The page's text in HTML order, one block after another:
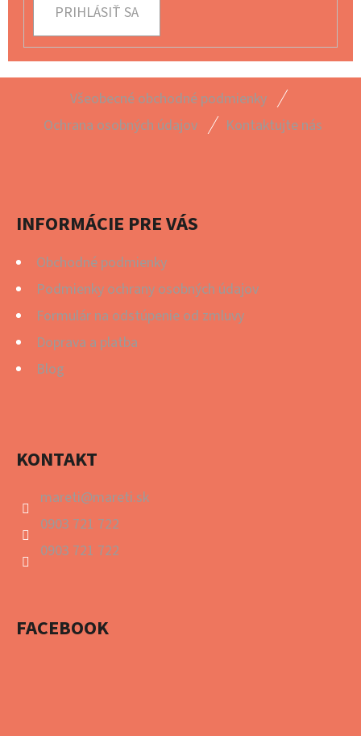
PRIHLÁSIŤ SA
Všeobecné obchodné podmienky
Ochrana osobných údajov
Kontaktujte nás
INFORMÁCIE PRE VÁS
Obchodné podmienky
Podmienky ochrany osobných údajov
Formulár na odstúpenie od zmluvy
Doprava a platba
Blog
KONTAKT
mareti@mareti.sk
0903 721 722
0903 721 722
FACEBOOK